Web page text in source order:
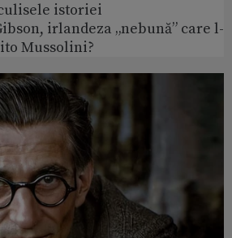
istoriei
irlandeza „nebună” care l-
Mussolini?